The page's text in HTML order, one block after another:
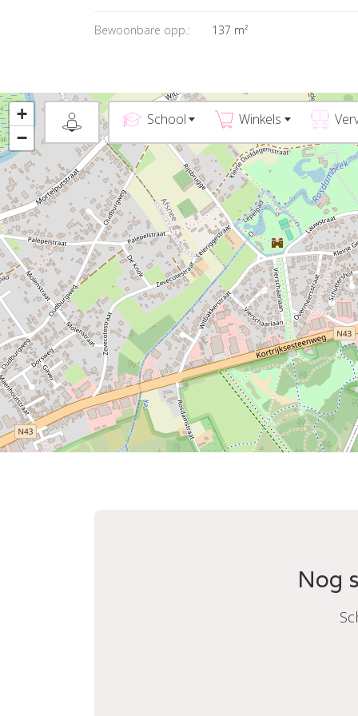
Bewoonbare opp.: 137 m²
+
−
School Winkels
Nog